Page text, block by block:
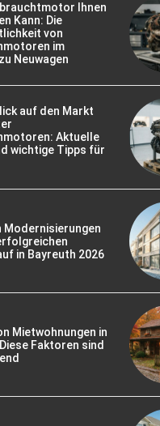
Ihnen
Kann: Die
von
im
Neuwagen
auf den Markt
Aktuelle
wichtige Tipps für
Modernisierungen
in Bayreuth 2026
Mietwohnungen in
Faktoren sind